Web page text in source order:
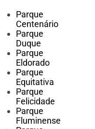
Parque
Centenário
Parque
Duque
Parque
Eldorado
Parque
Equitativa
Parque
Felicidade
Parque
Fluminense